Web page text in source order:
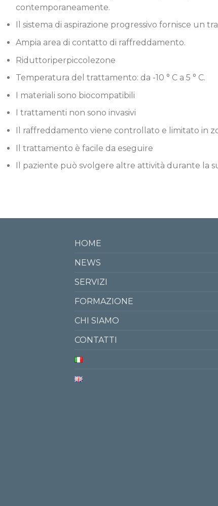
contemporaneamente.
Il sistema di aspirazione progressivo fornisce un
Ampia area di contatto di raffreddamento.
Riduttoriperpiccolezone
Temperatura del trattamento: da -10 ° C a 5 ° C.
I materiali sono biocompatibili
I trattamenti non sono invasivi
Il raffreddamento viene controllato e limitato in
Il trattamento è facile da eseguire
Il paziente può svolgere altre attività durante la
HOME
NEWS
SERVIZI
FORMAZIONE
CHI SIAMO
CONTATTI